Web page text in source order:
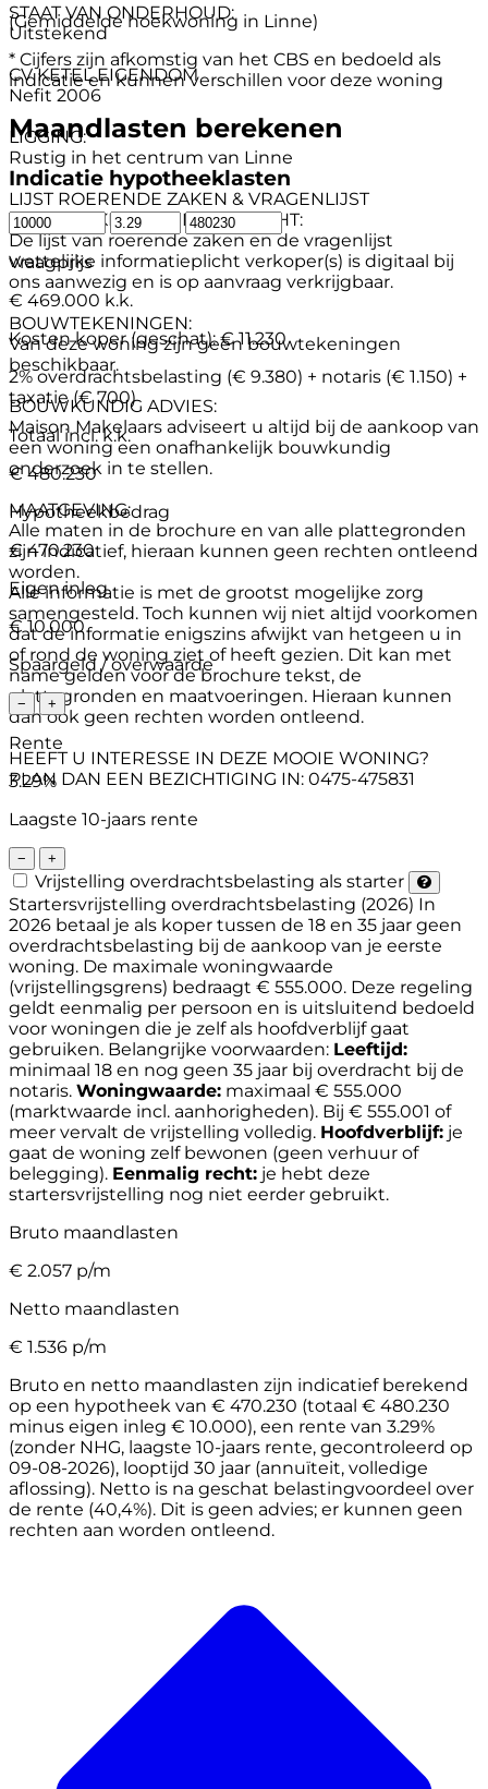
STAAT VAN ONDERHOUD:
Uitstekend
CV KETEL EIGENDOM
Nefit 2006
LIGGING:
Rustig in het centrum van Linne
LIJST ROERENDE ZAKEN & VRAGENLIJST
WETTELIJKE INFORMATIEPLICHT:
De lijst van roerende zaken en de vragenlijst
wettelijke informatieplicht verkoper(s) is digitaal bij
ons aanwezig en is op aanvraag verkrijgbaar.
BOUWTEKENINGEN:
Van deze woning zijn geen bouwtekeningen
beschikbaar.
BOUWKUNDIG ADVIES:
Maison Makelaars adviseert u altijd bij de aankoop van
een woning een onafhankelijk bouwkundig
onderzoek in te stellen.
MAATGEVING:
Alle maten in de brochure en van alle plattegronden
zijn indicatief, hieraan kunnen geen rechten ontleend
worden.
Alle informatie is met de grootst mogelijke zorg
samengesteld. Toch kunnen wij niet altijd voorkomen
dat de informatie enigszins afwijkt van hetgeen u in
of rond de woning ziet of heeft gezien. Dit kan met
name gelden voor de brochure tekst, de
plattegronden en maatvoeringen. Hieraan kunnen
dan ook geen rechten worden ontleend.
HEEFT U INTERESSE IN DEZE MOOIE WONING?
PLAN DAN EEN BEZICHTIGING IN: 0475-475831
(Gemiddelde hoekwoning in Linne)
* Cijfers zijn afkomstig van het CBS en bedoeld als
indicatie en kunnen verschillen voor deze woning
Maandlasten berekenen
Indicatie hypotheeklasten
Vraagprijs
€ 469.000 k.k.
Kosten koper (geschat):€ 11.230
2% overdrachtsbelasting (€ 9.380) + notaris (€ 1.150) +
taxatie (€ 700)
Totaal incl. k.k.
€ 480.230
Hypotheekbedrag
€ 470.230
Eigen inleg
€ 10.000
Spaargeld / overwaarde
− +
Rente
3.29%
Laagste 10-jaars rente
− +
Vrijstelling overdrachtsbelasting als starter
Startersvrijstelling overdrachtsbelasting (2026) In
2026 betaal je als koper tussen de 18 en 35 jaar geen
overdrachtsbelasting bij de aankoop van je eerste
woning. De maximale woningwaarde
(vrijstellingsgrens) bedraagt € 555.000. Deze regeling
geldt eenmalig per persoon en is uitsluitend bedoeld
voor woningen die je zelf als hoofdverblijf gaat
gebruiken. Belangrijke voorwaarden: Leeftijd:
minimaal 18 en nog geen 35 jaar bij overdracht bij de
notaris. Woningwaarde: maximaal € 555.000
(marktwaarde incl. aanhorigheden). Bij € 555.001 of
meer vervalt de vrijstelling volledig. Hoofdverblijf: je
gaat de woning zelf bewonen (geen verhuur of
belegging). Eenmalig recht: je hebt deze
startersvrijstelling nog niet eerder gebruikt.
Bruto maandlasten
€ 2.057 p/m
Netto maandlasten
€ 1.536 p/m
Bruto en netto maandlasten zijn indicatief berekend
op een hypotheek van € 470.230 (totaal € 480.230
minus eigen inleg € 10.000), een rente van 3.29%
(zonder NHG, laagste 10-jaars rente, gecontroleerd op
09-08-2026), looptijd 30 jaar (annuïteit, volledige
aflossing). Netto is na geschat belastingvoordeel over
de rente (40,4%). Dit is geen advies; er kunnen geen
rechten aan worden ontleend.